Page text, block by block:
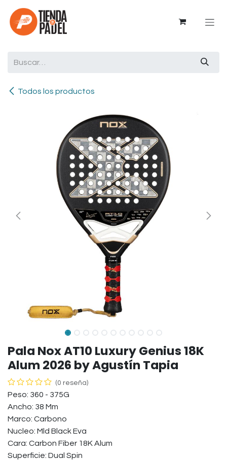
Ir al contenido
Todos los productos
Pala Nox AT10 Luxury Genius 18K
Alum 2026 by Agustín Tapia
(0 reseña)
Peso: 360 - 375G
Ancho: 38 Mm
Marco: Carbono
Nucleo: Mld Black Eva
Cara: Carbon Fiber 18K Alum
Superficie: Dual Spin